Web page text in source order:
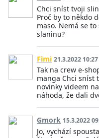
Chci sníst tvoji
Proč by to někdo
maso. Nemá se
slaninu?
Fimi 21.3.2022 10:27
Tak na crew e-
manga Chci sníst
novinky videem
náhoda, že dali
Gmork 15.3.2022
Jo, vychází